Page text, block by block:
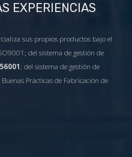
EXPERIENCIAS
sus propios productos bajo el
del sistema de gestión de
; del sistema de gestión de
Prácticas de Fabricación de